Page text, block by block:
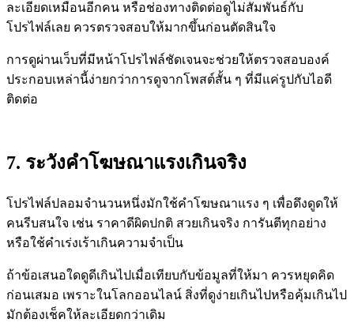
ละเอียดเหมือนอีกคน หรือช่องทางติดต่อดูไม่สัมพันธ์กับ
โปรไฟล์เลย ควรตรวจสอบให้มากขึ้นก่อนตัดสินใจ
การดูผ่านเว็บที่มีหน้าโปรไฟล์ชัดเจนจะช่วยให้ตรวจสอบองค์
ประกอบเหล่านี้ง่ายกว่าการดูจากโพสต์สั้น ๆ ที่มีแค่รูปกับไอดี
ติดต่อ
7. ระวังคำโฆษณาแรงเกินจริง
โปรไฟล์ปลอมจำนวนหนึ่งมักใช้คำโฆษณาแรง ๆ เพื่อดึงดูดให้
คนรีบสนใจ เช่น ราคาดีผิดปกติ สวยเกินจริง การันตีทุกอย่าง
หรือใช้คำเร่งเร้าเกินความจำเป็น
ถ้าข้อเสนอใดดูดีเกินไปเมื่อเทียบกับข้อมูลที่ให้มา ควรหยุดคิด
ก่อนเสมอ เพราะในโลกออนไลน์ สิ่งที่ดูง่ายเกินไปหรือคุ้มเกินไป
มักต้องเช็คให้ละเอียดกว่าเดิม